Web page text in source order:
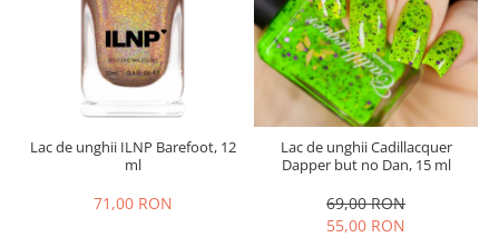
Lac de unghii ILNP Barefoot, 12
ml
71,00 RON
Lac de unghii Cadillacquer
Dapper but no Dan, 15 ml
69,00 RON
55,00 RON